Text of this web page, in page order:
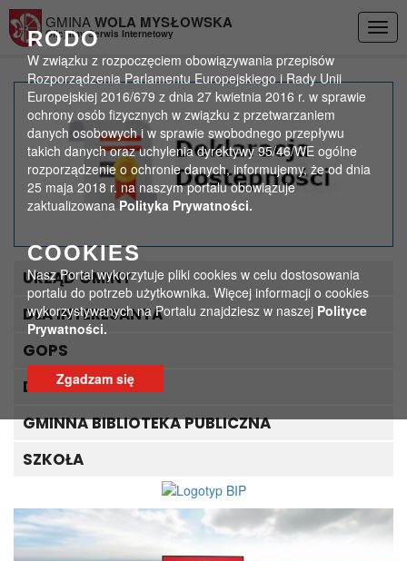
RODO
W związku z rozpoczęciem obowiązywania przepisów
Rozporządzenia Parlamentu Europejskiego i Rady Unii
Europejskiej 2016/679 z dnia 27 kwietnia 2016 r. w sprawie
ochrony osób fizycznych w związku z przetwarzaniem
danych osobowych i w sprawie swobodnego przepływu
takich danych oraz uchylenia dyrektywy 95/46/WE ogólne
rozporządzenie o ochronie danych, informujemy, że od dnia
25 maja 2018 r. na naszym portalu obowiązuje
zaktualizowanaPolityka Prywatności.
COOKIES
Nasz Portal wykorzytuje pliki cookies w celu dostosowania
portalu do potrzeb użytkownika. Więcej informacji o cookies
wykorzystywanych na Portalu znajdziesz w naszej Polityce
Prywatności.
Zgadzam się
GMINA WOLA MYSŁOWSKA
Oficjalny Serwis Internetowy
Realizacja projektu
„Nasze miejsce spotkań”
w Wandowie
URZĄD GMINY
DLA INTERESANTA
GOPS
DLA TURYSTY
GMINNA BIBLIOTEKA PUBLICZNA
SZKOŁA